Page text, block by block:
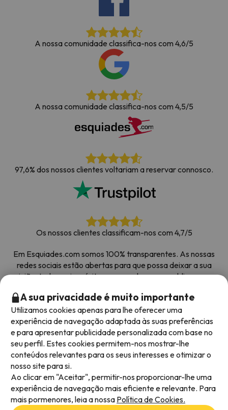
A nossa comunidade classifica-nos com 4,6/5
A nossa comunidade classifica-nos com 4,5/5
97,6% dos nossos clientes voltariam a reservar connosco.
Os nossos clientes classificam-nos com 4,7/5
Em Esquiades.com somos 100% transparentes. As nossas
redes sociais estão abertas para que possa deixar a sua
opinião, todos os inquéritos que recebemos e publicamos na
Obrigado pela confiança|Mais de 700 000 pessoas
reservaram as suas férias na neve com Esquiades.com
Métodos de pagamento disponíveis
A sua privacidade é muito importante
Utilizamos cookies apenas para lhe oferecer uma
experiência de navegação adaptada às suas preferências
e para apresentar publicidade personalizada com base no
seu perfil. Estes cookies permitem-nos mostrar-lhe
conteúdos relevantes para os seus interesses e otimizar o
nosso site para si.
Ao clicar em "Aceitar", permitir-nos proporcionar-lhe uma
experiência de navegação mais eficiente e relevante. Para
mais pormenores, leia a nossa Política de Cookies.